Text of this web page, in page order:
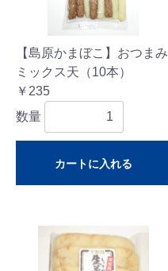
【島原かまぼこ】おつまみ
ミックス天（10本）
￥235
数量
カートに入れる